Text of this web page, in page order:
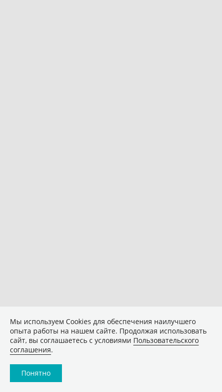
Мы используем Сookies для обеспечения наилучшего
опыта работы на нашем сайте. Продолжая использовать
сайт, вы соглашаетесь с условиями Пользовательского
соглашения.
Понятно